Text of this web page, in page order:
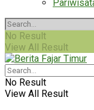
No Result
View All Result
No Result
View All Result